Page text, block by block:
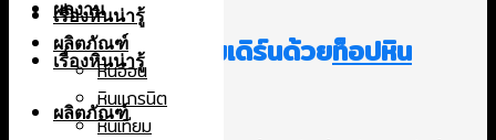
เรื่องหินน่ารู้
ผลิตภัณฑ์
หินอ่อน
หินแกรนิต
หินเทียม
ผลงาน
เรื่องหินน่ารู้
ผลิตภัณฑ์
รีโนเวทห้องครัวโมเดิร์นด้วยท็อปหิน
แกรนิต